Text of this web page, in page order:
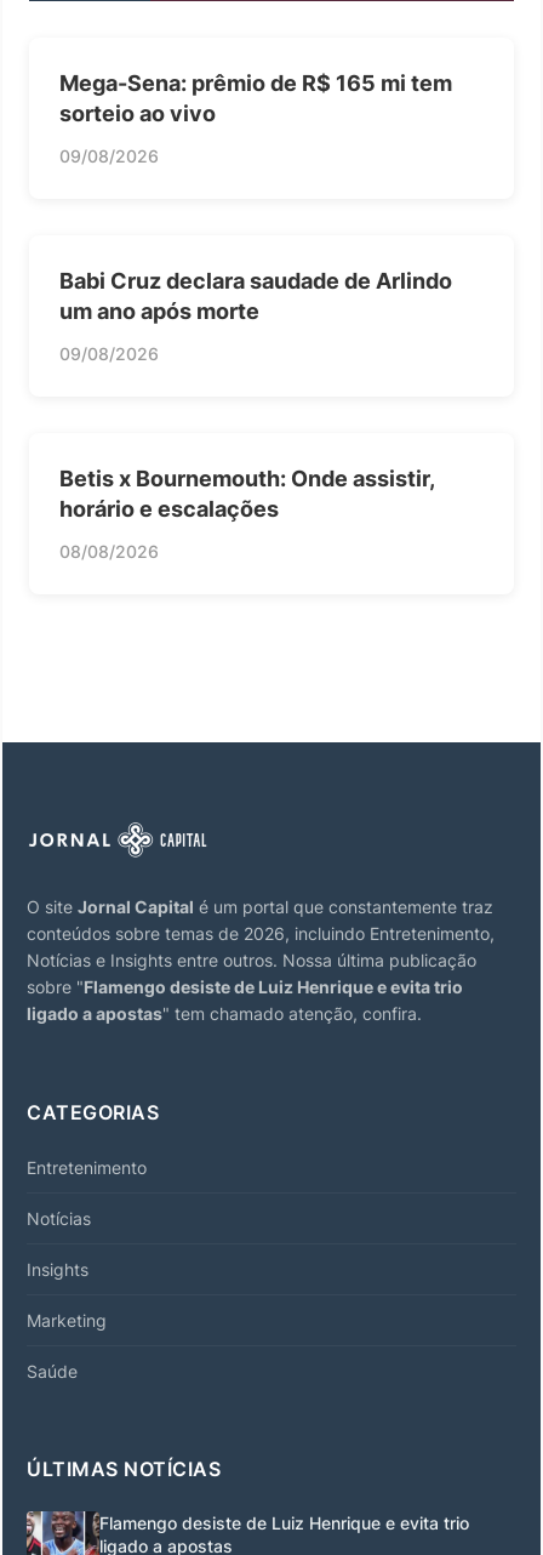
Mega-Sena: prêmio de R$ 165 mi tem
sorteio ao vivo
09/08/2026
Babi Cruz declara saudade de Arlindo
um ano após morte
09/08/2026
Betis x Bournemouth: Onde assistir,
horário e escalações
08/08/2026
O site Jornal Capital é um portal que constantemente traz
conteúdos sobre temas de 2026, incluindo Entretenimento,
Notícias e Insights entre outros. Nossa última publicação
sobre "Flamengo desiste de Luiz Henrique e evita trio
ligado a apostas" tem chamado atenção, confira.
CATEGORIAS
Entretenimento
Notícias
Insights
Marketing
Saúde
ÚLTIMAS NOTÍCIAS
Flamengo desiste de Luiz Henrique e evita trio
ligado a apostas